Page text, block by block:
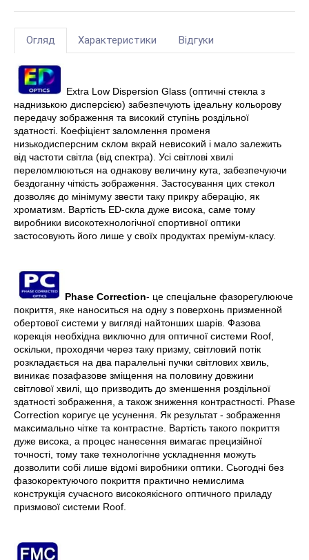
Огляд Характеристики Відгуки
Extra Low Dispersion Glass (оптичні стекла з
наднизькою дисперсією) забезпечують ідеальну кольорову
передачу зображення та високий ступінь роздільної
здатності. Коефіцієнт заломлення променя
низькодисперсним склом вкрай невисокий і мало залежить
від частоти світла (від спектра). Усі світлові хвилі
переломлюються на однакову величину кута, забезпечуючи
бездоганну чіткість зображення. Застосування цих стекол
дозволяє до мінімуму звести таку прикру аберацію, як
хроматизм. Вартість ED-скла дуже висока, саме тому
виробники високотехнологічної спортивної оптики
застосовують його лише у своїх продуктах преміум-класу.
Phase Correction- це спеціальне фазорегулююче
покриття, яке наноситься на одну з поверхонь призменной
обертової системи у вигляді найтонших шарів. Фазова
корекція необхідна виключно для оптичної системи Roof,
оскільки, проходячи через таку призму, світловий потік
розкладається на два паралельні пучки світлових хвиль,
виникає позафазове зміщення на половину довжини
світлової хвилі, що призводить до зменшення роздільної
здатності зображення, а також зниження контрастності. Phase
Correction коригує це усунення. Як результат - зображення
максимально чітке та контрастне. Вартість такого покриття
дуже висока, а процес нанесення вимагає прецизійної
точності, тому таке технологічне ускладнення можуть
дозволити собі лише відомі виробники оптики. Сьогодні без
фазокоректуючого покриття практично немислима
конструкція сучасного високоякісного оптичного приладу
призмової системи Roof.